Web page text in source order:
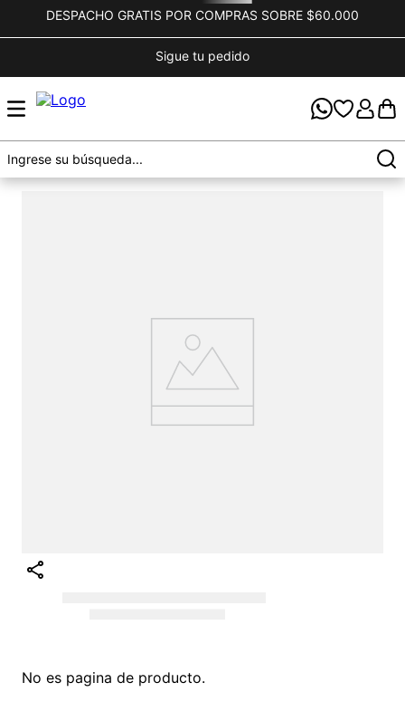
DESPACHO GRATIS POR COMPRAS SOBRE $60.000
Sigue tu pedido
No es pagina de producto.